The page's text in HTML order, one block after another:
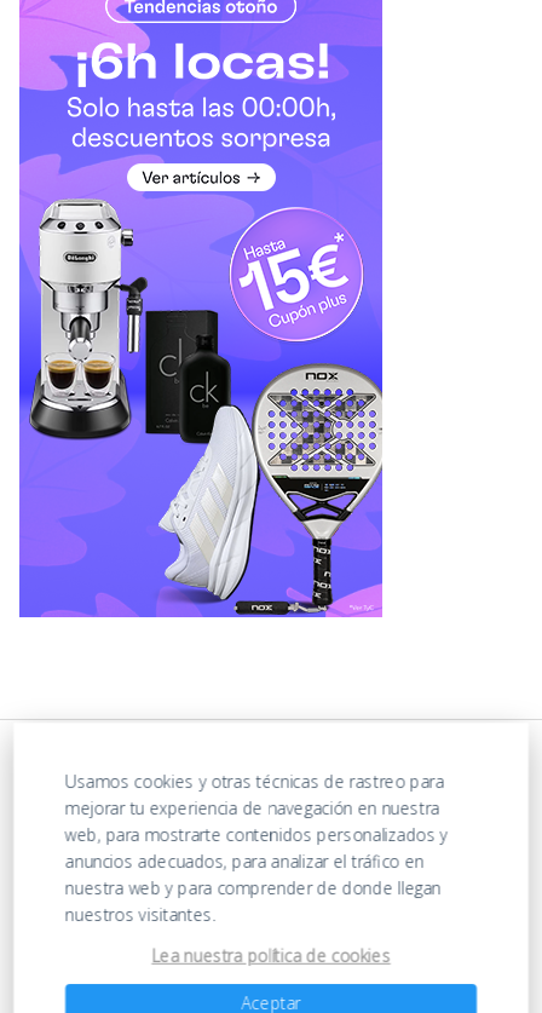
https://ofertasenjuguetes.com/privacy-policy/
Usamos cookies y otras técnicas de rastreo para
mejorar tu experiencia de navegación en nuestra
web, para mostrarte contenidos personalizados y
anuncios adecuados, para analizar el tráfico en
nuestra web y para comprender de donde llegan
nuestros visitantes.
Lea nuestra política de cookies
Aceptar